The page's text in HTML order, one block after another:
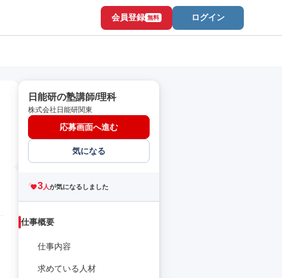
会員登録 無料 ログイン
日能研の塾講師/理科
株式会社日能研関東
応募画面へ進む
気になる
3人が気になるしました
仕事概要
仕事内容
求めている人材